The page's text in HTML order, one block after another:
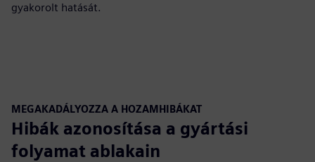
gyakorolt hatását.
MEGAKADÁLYOZZA A HOZAMHIBÁKAT
Hibák azonosítása a gyártási
folyamat ablakain